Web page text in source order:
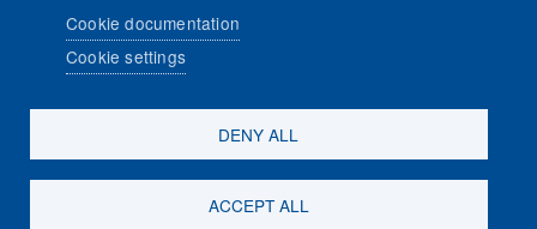
Sosiaalinen media
Cookie documentation
Cookie settings
DENY ALL
ACCEPT ALL